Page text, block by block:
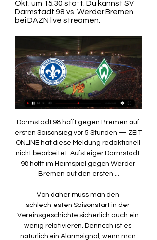
Okt. um 15:30 statt. Du kannst SV
Darmstadt 98 vs. Werder Bremen
bei DAZN live streamen.
Darmstadt 98 hofft gegen Bremen auf ersten Saisonsieg vor 5 Stunden — ZEIT ONLINE hat diese Meldung redaktionell nicht bearbeitet. Aufsteiger Darmstadt 98 hofft im Heimspiel gegen Werder Bremen auf den ersten ...

Von daher muss man den schlechtesten Saisonstart in der Vereinsgeschichte sicherlich auch ein wenig relativieren. Dennoch ist es natürlich ein Alarmsignal, wenn man nach fünf Spielen nur einen Punkt auf dem Konto hat. Die letzten drei Teams, die nämlich nach drei Spielen genau einen Zähler hatten, sind am Ende abgestiegen. 

SV Darmstadt 98 vor dem Bremen-Spiel: Die Lilien wollen vor 6 Stunden — Der SV Darmstadt 98 will gegen Werder Bremen endlich den ersten Saisonsieg einfahren. Ein Blick in die Vergangenheit offenbart ein gutes Omen.

Am letzten Wochenende war der 1. FC Köln zu Gast im Weserstadion und ging dabei nach einer halben Stunde in Führung. Es dauerte aber nicht lange, ehe Rafael Borre der Ausgleich für die Grün-Weißen gelang. Nach dem Wechsel war es Superjoker Justin Njinmah, der den 2:1-Siegtreffer markierte. In dieser Saison war lediglich Mathys Tel vom FC Bayern als Einwechselspieler erfolgreicher als der junge Bremer. Voraussichtliche Aufstellung von Werder Bremen: Verletzte und Gesperrte Spieler von Werder Bremen: Letzte Spiele von Werder Bremen: Unser Darmstadt – Werder Bremen Tipp im Quotenvergleich 01. 2023 – 1/X/2 Darmstadt – Werder Bremen Direkter Vergleich / H2H-Bilanz Insgesamt standen sich die Teams von Darmstadt 98 und Werder Bremen erst in 14 Spielen gegenüber. 

[Live-HD<] Darmstadt gegen Werder im internet 1 Oktober vor 8 Stunden — SV Werder Bremen (Bundesliga 2023/2024, 6. Spieltag) vor 4 Stunden — vor 5 Tagen — Live im TV und Online-Stream: So seht ihr die Sonntagspartie ...

33 Gegentore in 34 Spielen waren eine tolle Bilanz. Heuer kassierte Darmstadt in nur fünf Bundesligaspielen bereits 16 Tore. Das ist der schlechteste Wert im gesamten Oberhaus. Am vergangenen Wochenende kam die Niederlage beim extrem stark aufspielenden VfB Stuttgart nicht überraschend, wenngleich man dazu sagen muss, dass sich die Lilien lange Zeit als extrem wehrhaft erwiesen haben. Per Eigentor ging Darmstadt zunächst sogar noch in Führung. Auch nach dem Rückstand noch vor der Pause gab sich das Team von Torsten Lieberknecht nicht auf, musste am Ende aber eine 1:3-Pleite schlucken. 

SV Darmstadt 98 vs. Werder Bremen Werder Bremen ist das nächste Fussball-Event und findet am 01. Okt. um 15:30 statt. Du kannst SV Darmstadt 98 vs. Werder Bremen bei DAZN live streamen.

Der direkte Vergleich spricht dabei mit 6:3-Siegen für die Bremer. Fünf weitere Duelle endeten mit einem Remis. Allerdings haben die Lilien in ihren wenigen Jahren in der Bundesliga gegen keinen anderen Klub mehr Punkte geholt als gegen die Elf von der Weser. Generell ist die Reise nach Darmstadt für die Bremer selten angenehm gewesen. Darmstadt verlor am Böllenfalltor noch nie ein Punktspiel gegen den SV Werder. Den einzigen Auswärtssieg holten sich die Bremer im Dezember 1981 im DFB-Pokal, seinerzeit noch unter Otto Rehhagel. Die letzte Begegnung überhaupt gab es im März 2022 in der zweiten Liga. Werder Bremen siegte daheim nach einem Treffer von Niclas Füllkrug mit 1:0 und sollte schon wenige Wochen später den Aufstieg in die Bundesliga feiern. 

Voraussichtliche Aufstellung von Darmstadt: Verletzte und Gesperrte Spieler von Darmstadt: Letzte Spiele von Darmstadt: Werder Bremen – Statistik & aktuelle Form Überrascht schauten viele Beobachter der Fußball-Szene in der Sommerpause in Richtung Weser. Die Bremer hatten tatsächlich Naby Keita aus Liverpool verpflichtet. Mit ihm wollte man in dieser Saison richtig Schwung holen. Nur war der ehemalige Leipziger Bulle bis dato immer verletzt und kam am letzten Wochenende erstmals für den SVW zum Einsatz. Am Sonntag in Darmstadt wird der Guineer aber zum ersten Mal in der Startelf erwartet. Video: In diesem Video erwarten euch spannende Analysen und aktuelle Einschätzungen zu den anstehenden Bundesligaspielen, die allesamt viel Spannung versprechen. 

Die Moral im Team von Ole Werner ist intakt und in der Summe würden wir daher zwischen Darmstadt und Werder Bremen zu einer Prognose auf einen Auswärtssieg neigen. „Wir sind dabei, sukzessive ein Team aufzubauen und zu entwickeln, um Werder langfristig in der Bundesliga zu etablieren. “ Allerdings läuft auswärts nicht viel zusammen. Saisonübergreifend gab es in den letzten fünf Auswärtsspielen fünf Niederlagen. Das ist die längste Negativserie in der Fremde seit der Bremer Abstiegssaison 1979/80. Dafür hat der SV Werder auf Reisen ein Ass im Ärmel. Im Kalenderjahr 2023 war nämlich kein Angreifer auswärts so erfolgreich wie Marvin Ducksch, der in diesem Jahr bei Gastspielen acht Tore und einen Assist vorweisen kann. 

SV Darmstadt 98 - SV Werder Bremen im Live-Stream und vor 23 Stunden — gegen 1. FC Köln bei einem der Fanradios von Darmstadt oder SV Werder Bremen fündig. Schauen Sie auch auf den Online-Kanälen des SV Darmstadt ...

Wie immer mit einer ausführlichen Prognose und den Quoten zu den Bundesliga Tipps. (Quelle: YouTube / Wettbasis) Positive Tendenz und gute Moral Es ist nicht der verkehrteste Zeitpunkt, um seinen Star endlich fit zu haben. Die Bremer hatten nämlich Probleme, in die Saison zu kommen. Mit zwei Siegen aus den letzten drei Spielen sieht die Welt nun schon ein wenig rosiger aus. Erstmals seit 13 Monaten gelang sogar ein Sieg nach Rückstand. 

SV Darmstadt 98 gegen Werder Bremen Direkter Vergleich Online Spiele · Heute Live · Champions League · Europa League · Conference League · HBL · Alle Wettbewerbe Bundesliga. 6. Spieltag. Darmstadt - Werder.

Darmstadt – Werder Bremen Quoten | 3 Top-Tipps Tipp Quote Wetten? Risiko Sieg Werder Bremen 2. 40 Bet-at-home mittel Ducksch trifft 2. 30 Bet365 Über 2, 5 Tore 1. 70 Betano gering Wettquoten Stand: 29. 09. 2023, 11:27 Die Bremer sind nach einigen Anlaufschwierigkeiten nun in der neuen Spielzeit angekommen. Mit sechs Punkte belegt das Team von Ole Werner den elften Platz. Wichtig ist dabei, dass die Tendenz positiv ist. Von daher ist es nicht verwunderlich, dass die Quoten beim Wettanbieter Interwetten die Gäste von der Weser in diesem direkten Duell als leichten Favoriten ansehen. 

Vier dieser Partien fanden noch in der zweiten Liga statt und dazu kommt die Pleite im DFB-Pokal beim Regionalligisten FC Homburg. Das klingt nicht danach, als müsste man in der Begegnung zwischen Darmstadt und Werder Bremen die Quoten auf einen Heimsieg zwingend ins Visier nehmen. „Aber am Sonntag wollen wir gegen Bremen den ersten Dreier holen. Wir sind so heiß danach, den ersten Dreier zu holen. Da werden wir alles dafür tun und Vollgas-Fußball spielen. “ Der Schlüssel, um als Aufsteiger in der Bundesliga funktionieren zu können, ist sicherlich eine stabile Abwehr und genau dort haben die Lilien ihre Probleme. In der vergangen Saison war die beste Abwehr der zweiten Liga noch das Faustpfand für den Aufstieg. 

Werder Bremen dürfte aber das reifere Team sein. Die zwei Saisonsiege gab es gegen die Teams auf den Rängen 16 und 18. Nun treten die Bremer beim 17. an. Klingt danach, als könnten sich die Grün-Weißen mit einem Sieg vom Tabellenkeller absetzen, obwohl es zuletzt fünf Auswärtspleiten in Serie gab. Vielleicht stellt Marvin Ducksch seine Auswärtsqualitäten wieder unter Beweis. Wir können uns vorstellen, in der Bwin App zwischen Darmstadt und Werder Bremen einen Tipp auf einen Treffer des Angreifers zu platzieren. Opta-Facts – Darmstadt vs. 

[[Liveübertragung**]] Darmstadt gegen Werder Bremen im vor 8 Stunden — vor 3 Stunden — SV Werder Bremen · 18 Sender 7 Kanäle. DAZN 2; DAZN 2 HD; DAZN; DAZN (App) Bundesliga: SV Darmstadt 98 - SV Werder ...

[[[STREAMEN<]]@] Darmstadt gegen Werder Bremen im vor 9 Stunden — [STREAMEN<]]@] Darmstadt gegen Werder Bremen im internet 1 Oktober 2023 Liveticker zu den Spielen der Bundesliga bei Eurosport: Die ...

SV Darmstadt 98 gegen Werder Bremen vor 7 Stunden — Internet. Internet für zu Hause und unterwegs. TV-Entertainment. Fernsehen wann und wo du willst. Mail & Cloud. Gratis E-Mail, Webseiten und ...

Das ist sicherlich ein Szenario, was man auch bei den Lilien nicht ausschließen kann. Interessant ist, dass zumindest drei Mannschaften im Augenblick nur einen Punkt haben. Mit einem Torverhältnis von 6:16 springt momentan nicht mehr als Rang 17 raus. Von daher fällt auch vor dem Match zwischen Darmstadt und Werder Bremen die Prognose auf eine sehr schwere Saison der Lilien sicherlich nicht schwer. 

SV Werder Bremen (Bundesliga 2023/2024, 6. Spieltag) Liveticker SV Darmstadt 98 - SV Werder Bremen (Bundesliga 2023/2024, 6. Spieltag)

Darmstadt vs. Werder Bremen Tipp, Prognose & Quoten 01. 10. 23Wenn Torsten Lieberknecht davon spricht, dass die Bundesliga wie Cluburlaub ist und seine Mannschaft als Neuling nicht immer erwünscht ist, versucht er, den Finger in die Wunde zu legen und vor allem Schiedsrichter zu sensibilisieren. Ob sich der Lilien-Coach auch am Samstag benachteiligt fühlen wird, muss sich während der 90 Minuten zeigen. Seine Rede hat aber generell keinen Einfluss auf unseren Darmstadt gegen Werder Bremen Tipp. Inhaltsverzeichnis Darmstadt 98 hat noch nicht sonderlich viele Jahre im deutschen Oberhaus auf dem Buckel. 

Werder Bremen Tipp Darmstadt hat gegen Bremen seine meisten Punkte in der Bundesliga gesammelt. Werder Bremen gewann am Böllenfalltor zuletzt im Dezember 1981. Die Lilien haben zu Hause noch nie ein Punktspiel gegen Werder verloren. Darmstadt hat seinen schlechtesten Bundesliga-Start aller Zeiten hingelegt. Die Grün-Weißen haben zwei ihrer letzten drei Bundesligaspiele gewonnen. Darmstadt 98 kassierte in der Bundesliga bereits 16 Gegentore, Höchstwert in der Liga. 

Statistik Highlights für Darmstadt gegen Werder Bremen Wettbasis-Prognose & Darmstadt – Werder Bremen Tipp Die Darmstädter sind alles andere als gut in die Saison gekommen. Ein Punkt aus fünf Spielen ist kein gutes Omen, um auch in der kommenden Spielzeit noch erstklassi